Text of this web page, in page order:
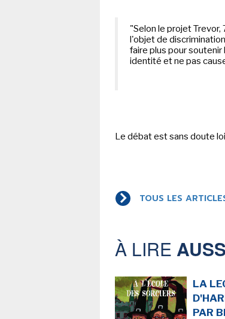
"Selon le projet
l'objet de
faire plus pour
identité et ne pas
Le débat est sans doute
TOUS LES
À LIRE
LA
PAR